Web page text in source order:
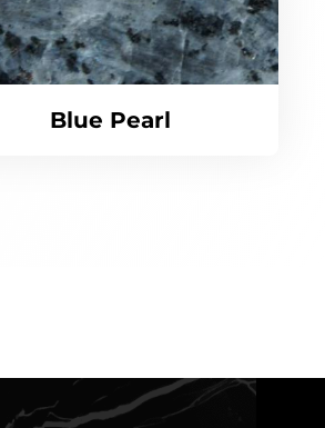
Blue Pearl